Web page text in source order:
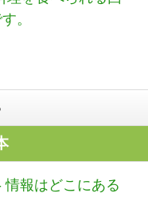
。
情報はどこにある